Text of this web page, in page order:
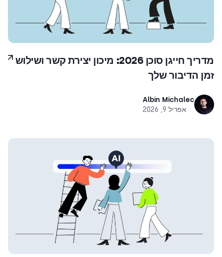
מדריך חייגן סוכן 2026: מיכון יצירת קשר ושילוש
זמן הדיבור שלך
Albin Michalec
אפריל 9, 2026